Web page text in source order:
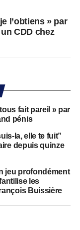
l’obtiens » par
CDD chez
fait pareil » par
pénis
la, elle te fuit”
depuis quinze
jeu profondément
les
Buissière